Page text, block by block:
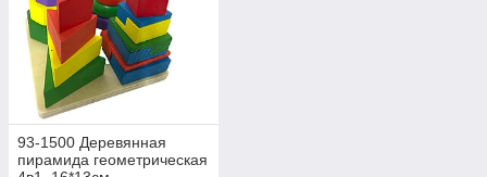
93-1500 Деревянная
пирамида геометрическая